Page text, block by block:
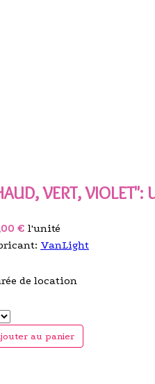
VERT, VIOLET":
€ l'unité
VanLight
de location
au panier